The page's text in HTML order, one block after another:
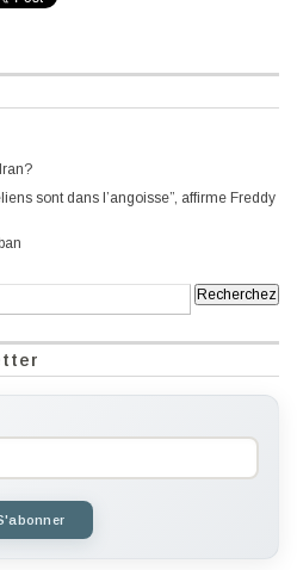
sont dans l’angoisse”, affirme Freddy